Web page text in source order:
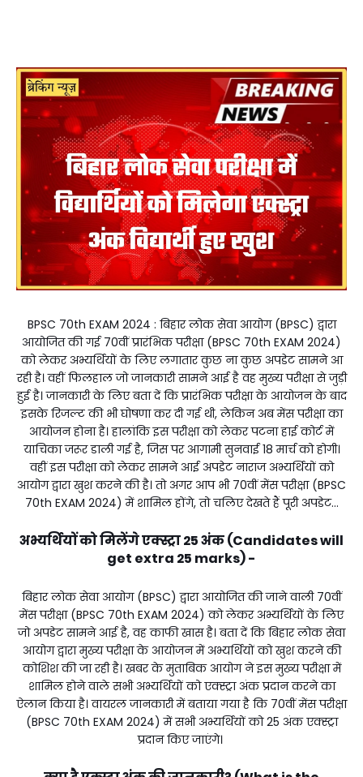
BPSC 70th EXAM 2024 : बिहार लोक सेवा आयोग (BPSC) द्वारा
आयोजित की गई 70वीं प्रारंभिक परीक्षा (BPSC 70th EXAM 2024)
को लेकर अभ्यर्थियों के लिए लगातार कुछ ना कुछ अपडेट सामने आ
रही है। वहीं फिलहाल जो जानकारी सामने आई है वह मुख्य परीक्षा से जुड़ी
हुई है। जानकारी के लिए बता दें कि प्रारंभिक परीक्षा के आयोजन के बाद
इसके रिजल्ट की भी घोषणा कर दी गई थी, लेकिन अब मेंस परीक्षा का
आयोजन होना है। हालांकि इस परीक्षा को लेकर पटना हाई कोर्ट में
याचिका जरूर डाली गई है, जिस पर आगामी सुनवाई 18 मार्च को होगी।
वहीं इस परीक्षा को लेकर सामने आई अपडेट नाराज अभ्यर्थियों को
आयोग द्वारा खुश करने की है। तो अगर आप भी 70वीं मेंस परीक्षा (BPSC
70th EXAM 2024) में शामिल होंगे, तो चलिए देखते हैं पूरी अपडेट...
अभ्यर्थियों को मिलेंगे एक्स्ट्रा 25 अंक (Candidates will
get extra 25 marks) -
बिहार लोक सेवा आयोग (BPSC) द्वारा आयोजित की जाने वाली 70वीं
मेंस परीक्षा (BPSC 70th EXAM 2024) को लेकर अभ्यर्थियों के लिए
जो अपडेट सामने आई है, वह काफी खास है। बता दें कि बिहार लोक सेवा
आयोग द्वारा मुख्य परीक्षा के आयोजन में अभ्यर्थियों को खुश करने की
कोशिश की जा रही है। खबर के मुताबिक आयोग ने इस मुख्य परीक्षा में
शामिल होने वाले सभी अभ्यर्थियों को एक्स्ट्रा अंक प्रदान करने का
ऐलान किया है। वायरल जानकारी में बताया गया है कि 70वीं मेंस परीक्षा
(BPSC 70th EXAM 2024) में सभी अभ्यर्थियों को 25 अंक एक्स्ट्रा
प्रदान किए जाएंगे।